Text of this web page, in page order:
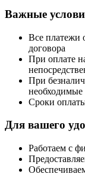
Важные
Все платежи
договора
При оплате
При
необходимые
Сроки
Для вашего
Работаем с